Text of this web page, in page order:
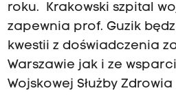
roku. Krakowski szpital
zapewnia prof. Guzik
kwestii z doświadczenia
Warszawie jak i ze
Wojskowej Służby Zdrowia